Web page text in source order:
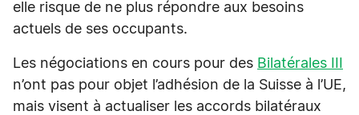
elle risque de ne plus répondre aux besoins
actuels de ses occupants.
Les négociations en cours pour des Bilatérales III
n’ont pas pour objet l’adhésion de la Suisse à l’UE,
mais visent à actualiser les accords bilatéraux